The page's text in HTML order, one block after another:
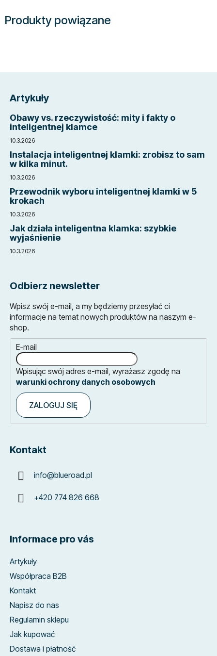
Produkty powiązane
Artykuły
Obawy vs. rzeczywistość: mity i fakty o
inteligentnej klamce
10.3.2026
Instalacja inteligentnej klamki: zrobisz to sam
w kilka minut.
10.3.2026
Przewodnik wyboru inteligentnej klamki w 5
krokach
10.3.2026
Jak działa inteligentna klamka: szybkie
wyjaśnienie
10.3.2026
Odbierz newsletter
Wpisz swój e-mail, a my będziemy przesyłać ci
informacje na temat nowych produktów na naszym e-
shop.
E-mail
Wpisując swój adres e-mail, wyrażasz zgodę na
warunki ochrony danych osobowych
ZALOGUJ SIĘ
Kontakt
info@blueroad.pl
+420 774 826 668
Informace pro vás
Artykuły
Współpraca B2B
Kontakt
Napisz do nas
Regulamin sklepu
Jak kupować
Dostawa i płatność